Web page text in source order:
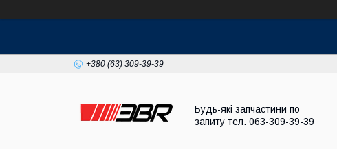
+380 (63) 309-39-39
Будь-які запчастини по
запиту тел. 063-309-39-39